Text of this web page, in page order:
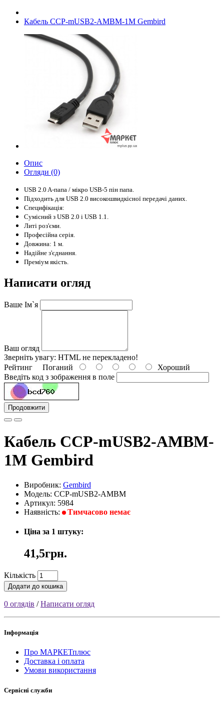
Кабель CCP-mUSB2-AMBM-1M Gembird
Опис
Огляди (0)
USB 2.0 A-папа / мікро USB-5 пін папа.
Підходить для USB 2.0 високошвидкісної передачі даних.
Специфікація:
Сумісний з USB 2.0 і USB 1.1.
Литі роз'єми.
Професійна серія.
Довжина: 1 м.
Надійне з'єднання.
Преміум якість.
Написати огляд
Ваше Ім`я
Ваш огляд
Зверніть увагу: HTML не перекладено!
Рейтинг Поганий
Хороший
Введіть код з зображення в поле
Продовжити
Кабель CCP-mUSB2-AMBM-
1M Gembird
Виробник: Gembird
Модель: CCP-mUSB2-AMBM
Артикул: 5984
Наявність:
Тимчасово немає
Ціна за 1 штуку:
41,5грн.
Кількість
Додати до кошика
0 оглядів /Написати огляд
Інформація
Про МАРКЕТплюс
Доставка і оплата
Умови використання
Сервісні служби